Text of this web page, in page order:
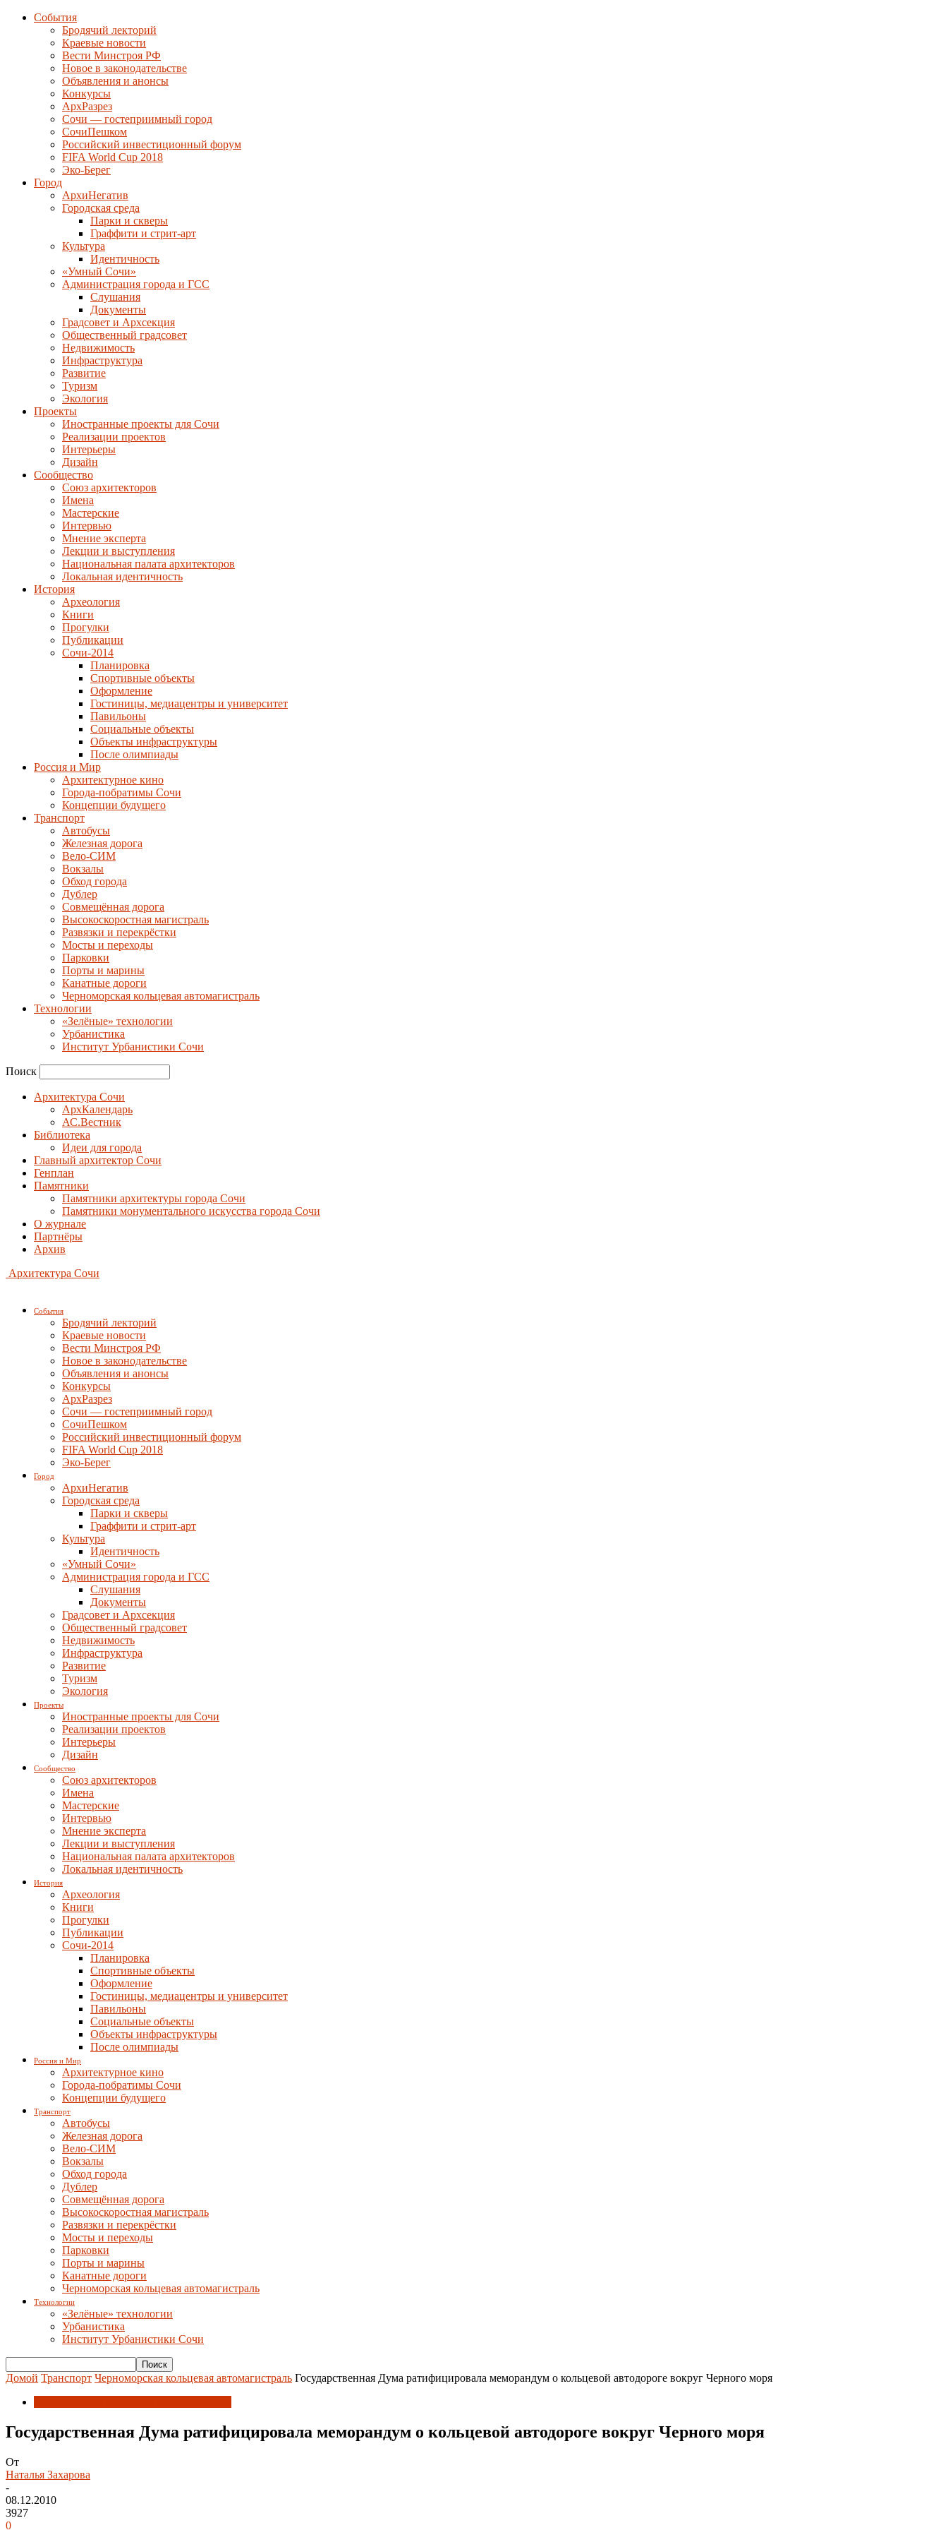
События
Бродячий лекторий
Краевые новости
Вести Минстроя РФ
Новое в законодательстве
Объявления и анонсы
Конкурсы
АрхРазрез
Сочи — гостеприимный город
СочиПешком
Российский инвестиционный форум
FIFA World Cup 2018
Эко-Берег
Город
АрхиНегатив
Городская среда
Парки и скверы
Граффити и стрит-арт
Культура
Идентичность
«Умный Сочи»
Администрация города и ГСС
Слушания
Документы
Градсовет и Архсекция
Общественный градсовет
Недвижимость
Инфраструктура
Развитие
Туризм
Экология
Проекты
Иностранные проекты для Сочи
Реализации проектов
Интерьеры
Дизайн
Сообщество
Союз архитекторов
Имена
Мастерские
Интервью
Мнение эксперта
Лекции и выступления
Национальная палата архитекторов
Локальная идентичность
История
Археология
Книги
Прогулки
Публикации
Сочи-2014
Планировка
Спортивные объекты
Оформление
Гостиницы, медиацентры и университет
Павильоны
Социальные объекты
Объекты инфраструктуры
После олимпиады
Россия и Мир
Архитектурное кино
Города-побратимы Сочи
Концепции будущего
Транспорт
Автобусы
Железная дорога
Вело-СИМ
Вокзалы
Обход города
Дублер
Совмещённая дорога
Высокоскоростная магистраль
Развязки и перекрёстки
Мосты и переходы
Парковки
Порты и марины
Канатные дороги
Черноморская кольцевая автомагистраль
Технологии
«Зелёные» технологии
Урбанистика
Институт Урбанистики Сочи
Поиск
Архитектура Сочи
АрхКалендарь
АС.Вестник
Библиотека
Идеи для города
Главный архитектор Сочи
Генплан
Памятники
Памятники архитектуры города Сочи
Памятники монументального искусства города Сочи
О журнале
Партнёры
Архив
Архитектура Сочи
События
Бродячий лекторий
Краевые новости
Вести Минстроя РФ
Новое в законодательстве
Объявления и анонсы
Конкурсы
АрхРазрез
Сочи — гостеприимный город
СочиПешком
Российский инвестиционный форум
FIFA World Cup 2018
Эко-Берег
Город
АрхиНегатив
Городская среда
Парки и скверы
Граффити и стрит-арт
Культура
Идентичность
«Умный Сочи»
Администрация города и ГСС
Слушания
Документы
Градсовет и Архсекция
Общественный градсовет
Недвижимость
Инфраструктура
Развитие
Туризм
Экология
Проекты
Иностранные проекты для Сочи
Реализации проектов
Интерьеры
Дизайн
Сообщество
Союз архитекторов
Имена
Мастерские
Интервью
Мнение эксперта
Лекции и выступления
Национальная палата архитекторов
Локальная идентичность
История
Археология
Книги
Прогулки
Публикации
Сочи-2014
Планировка
Спортивные объекты
Оформление
Гостиницы, медиацентры и университет
Павильоны
Социальные объекты
Объекты инфраструктуры
После олимпиады
Россия и Мир
Архитектурное кино
Города-побратимы Сочи
Концепции будущего
Транспорт
Автобусы
Железная дорога
Вело-СИМ
Вокзалы
Обход города
Дублер
Совмещённая дорога
Высокоскоростная магистраль
Развязки и перекрёстки
Мосты и переходы
Парковки
Порты и марины
Канатные дороги
Черноморская кольцевая автомагистраль
Технологии
«Зелёные» технологии
Урбанистика
Институт Урбанистики Сочи
Домой Транспорт Черноморская кольцевая автомагистраль Государственная Дума ратифицировала меморандум о кольцевой автодороге вокруг Черного моря
Государственная Дума ратифицировала меморандум о кольцевой автодороге вокруг Черного моря
От
Наталья Захарова
-
08.12.2010
3927
0